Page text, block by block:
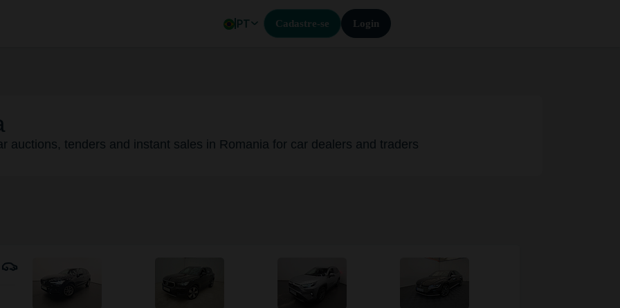
PT Cadastre-se Login
auctions, tenders and instant sales in Romania for car dealers and traders